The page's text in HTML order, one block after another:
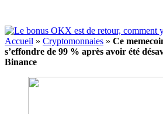
Accueil » Cryptomonnaies » Ce
s’effondre de 99 % après avoir été
Binance